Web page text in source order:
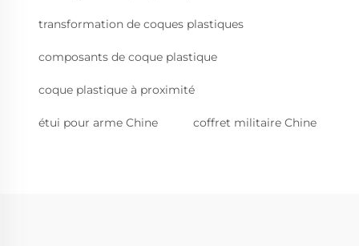
transformation de coques plastiques
composants de coque plastique
coque plastique à proximité
étui pour arme Chine coffret militaire Chine